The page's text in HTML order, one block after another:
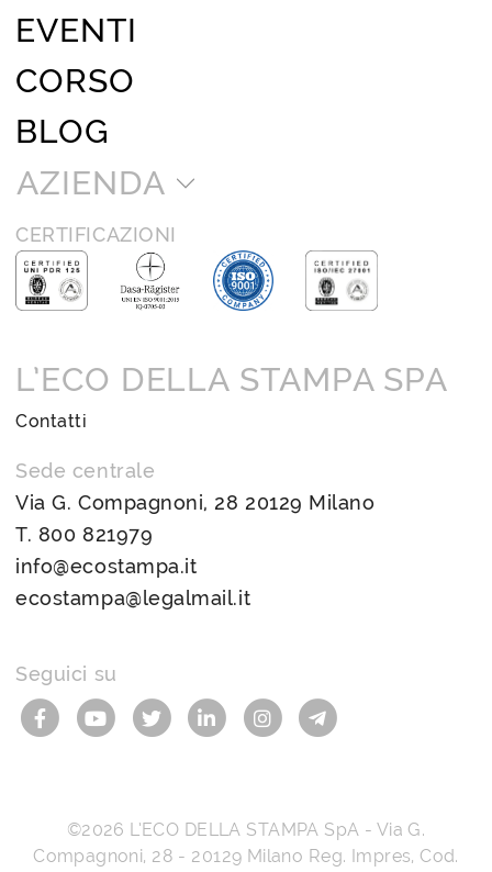
EVENTI
CORSO
BLOG
AZIENDA
CERTIFICAZIONI
L’ECO DELLA STAMPA SPA
Contatti
Sede centrale
Via G. Compagnoni, 28 20129 Milano
T. 800 821979
info@ecostampa.it
ecostampa@legalmail.it
Seguici su
©2026 L’ECO DELLA STAMPA SpA - Via G.
Compagnoni, 28 - 20129 Milano Reg. Impres, Cod.